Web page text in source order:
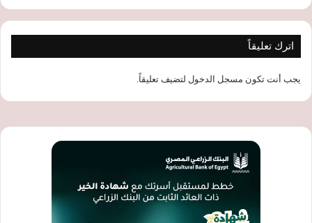
اترك تعليقاً
يجب أنت تكون مسجل الدخول لتضيف تعليقاً.